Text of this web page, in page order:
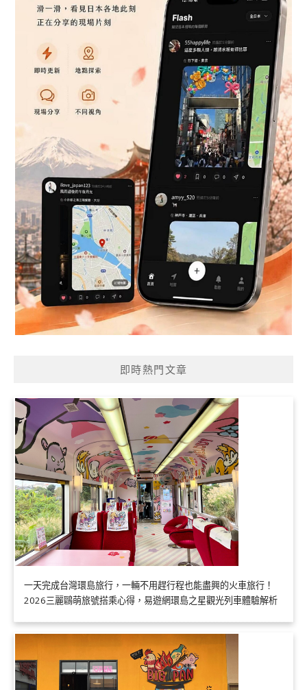
即時熱門文章
一天完成台灣環島旅行，一輛不用趕行程也能盡興的火車旅行！
2026三麗鷗萌旅號搭乘心得，易遊網環島之星觀光列車體驗解析